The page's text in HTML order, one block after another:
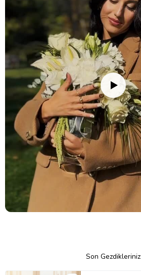
Son Gezdikleriniz